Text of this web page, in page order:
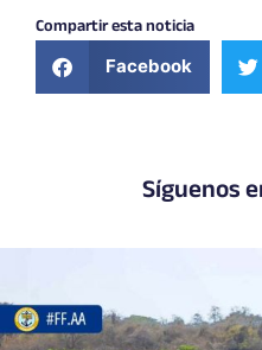
Compartir esta noticia
Facebook
Síguenos